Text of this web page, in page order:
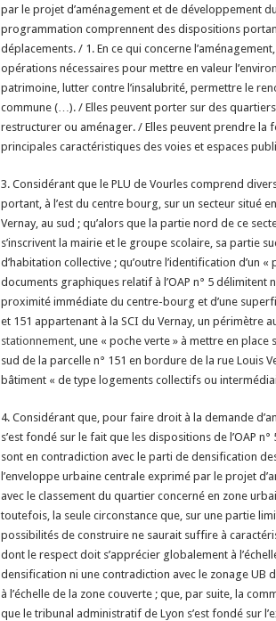
par le projet d’aménagement et de développement
programmation comprennent des dispositions
déplacements. / 1. En ce qui concerne
opérations nécessaires pour mettre en valeur
patrimoine, lutter contre l’insalubrité, permettre le
commune (…). / Elles peuvent porter sur des
restructurer ou aménager. / Elles peuvent prendre la
principales caractéristiques des voies et espaces
3. Considérant que le PLU de Vourles comprend
portant, à l’est du centre bourg, sur un secteur situé
Vernay, au sud ; qu’alors que la partie nord de ce
s’inscrivent la mairie et le groupe scolaire, sa partie
d’habitation collective ; qu’outre l’identification d’un
documents graphiques relatif à l’OAP n° 5 délimitent
proximité immédiate du centre-bourg et d’une
et 151 appartenant à la SCI du Vernay, un périmètre
stationnement, une « poche verte » à mettre en place
sud de la parcelle n° 151 en bordure de la rue Louis
bâtiment « de type logements collectifs ou
4. Considérant que, pour faire droit à la demande
s’est fondé sur le fait que les dispositions de l’OAP
sont en contradiction avec le parti de densification
l’enveloppe urbaine centrale exprimé par le projet
avec le classement du quartier concerné en zone
toutefois, la seule circonstance que, sur une partie
possibilités de construire ne saurait suffire à
dont le respect doit s’apprécier globalement à
densification ni une contradiction avec le zonage UB
à l’échelle de la zone couverte ; que, par suite, la
que le tribunal administratif de Lyon s’est fondé sur